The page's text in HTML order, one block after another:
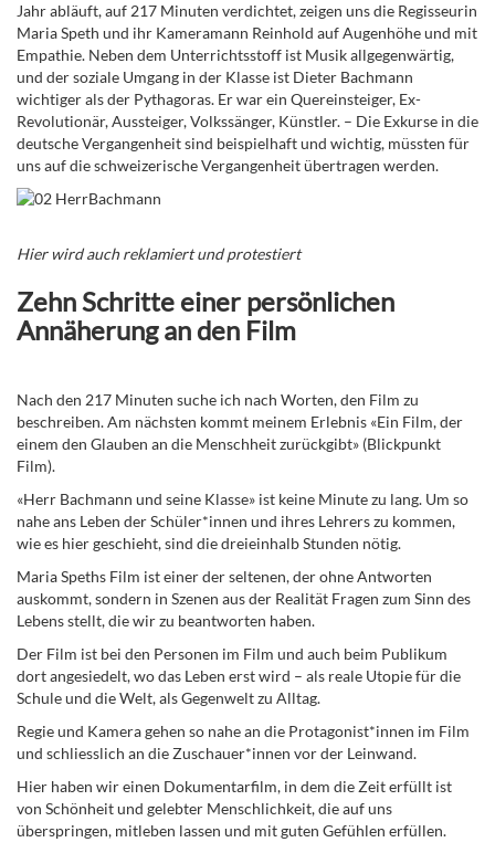
Jahr abläuft, auf 217 Minuten verdichtet, zeigen uns die Regisseurin
Maria Speth und ihr Kameramann Reinhold auf Augenhöhe und mit
Empathie. Neben dem Unterrichtsstoff ist Musik allgegenwärtig,
und der soziale Umgang in der Klasse ist Dieter Bachmann
wichtiger als der Pythagoras. Er war ein Quereinsteiger, Ex-
Revolutionär, Aussteiger, Volkssänger, Künstler. – Die Exkurse in die
deutsche Vergangenheit sind beispielhaft und wichtig, müssten für
uns auf die schweizerische Vergangenheit übertragen werden.
Hier wird auch reklamiert und protestiert
Zehn Schritte einer persönlichen
Annäherung an den Film
Nach den 217 Minuten suche ich nach Worten, den Film zu
beschreiben. Am nächsten kommt meinem Erlebnis «Ein Film, der
einem den Glauben an die Menschheit zurückgibt» (Blickpunkt
Film).
«Herr Bachmann und seine Klasse» ist keine Minute zu lang. Um so
nahe ans Leben der Schüler*innen und ihres Lehrers zu kommen,
wie es hier geschieht, sind die dreieinhalb Stunden nötig.
Maria Speths Film ist einer der seltenen, der ohne Antworten
auskommt, sondern in Szenen aus der Realität Fragen zum Sinn des
Lebens stellt, die wir zu beantworten haben.
Der Film ist bei den Personen im Film und auch beim Publikum
dort angesiedelt, wo das Leben erst wird – als reale Utopie für die
Schule und die Welt, als Gegenwelt zu Alltag.
Regie und Kamera gehen so nahe an die Protagonist*innen im Film
und schliesslich an die Zuschauer*innen vor der Leinwand.
Hier haben wir einen Dokumentarfilm, in dem die Zeit erfüllt ist
von Schönheit und gelebter Menschlichkeit, die auf uns
überspringen, mitleben lassen und mit guten Gefühlen erfüllen.